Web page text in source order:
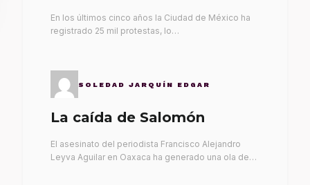
En los últimos cinco años la Ciudad de México ha
registrado 25 mil protestas, lo…
SOLEDAD JARQUÍN EDGAR
La caída de Salomón
El asesinato del periodista Francisco Alejandro
Leyva Aguilar en Oaxaca ha generado una ola de…